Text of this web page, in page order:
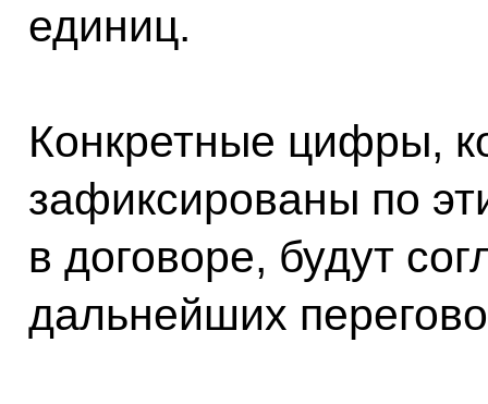
единиц.
Конкретные цифры,
зафиксированы по
в договоре, будут
дальнейших